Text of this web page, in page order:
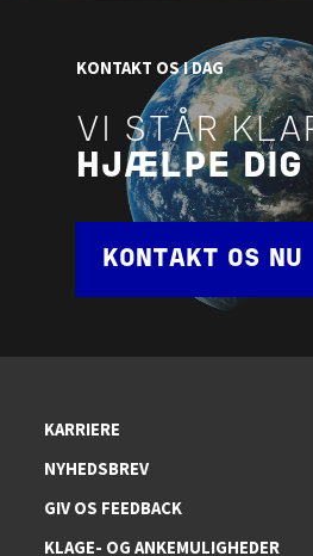
KONTAKT OS I DAG
VI STÅR
HJÆLPE DIG
KONTAKT OS NU
KARRIERE
NYHEDSBREV
GIV OS FEEDBACK
KLAGE- OG ANKEMULIGHEDER